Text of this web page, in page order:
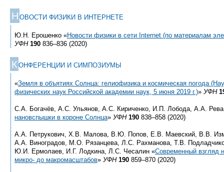
Н ОВОСТИ ФИЗИКИ В ИНТЕРНЕТЕ
Ю.Н. Ерошенко «Новости физики в сети Internet (по материалам
УФН 190 836–836 (2020)
К ОНФЕРЕНЦИИ И СИМПОЗИУМЫ
«Земля в объятиях Солнца: гелиофизика и космическая погода
физических наук Российской академии наук, 5 июня 2019 г.)» УФН
С.А. Богачёв, А.С. Ульянов, А.С. Кириченко, И.П. Лобода, А.А.
нановспышки в короне Солнца» УФН 190 838–858 (2020)
А.А. Петрукович, Х.В. Малова, В.Ю. Попов, Е.В. Маевский, В.В.
А.А. Виноградов, М.О. Рязанцева, Л.С. Рахманова, Т.В.
Ю.И. Ермолаев, И.Г. Лодкина, Л.С. Чесалин «Современный взгляд
микро- до макромасштабов» УФН 190 859–870 (2020)